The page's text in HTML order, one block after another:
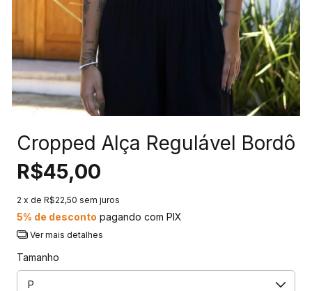
Cropped Alça Regulável Bordô
R$45,00
2 x de R$22,50 sem juros
5% de desconto pagando com PIX
Ver mais detalhes
Tamanho